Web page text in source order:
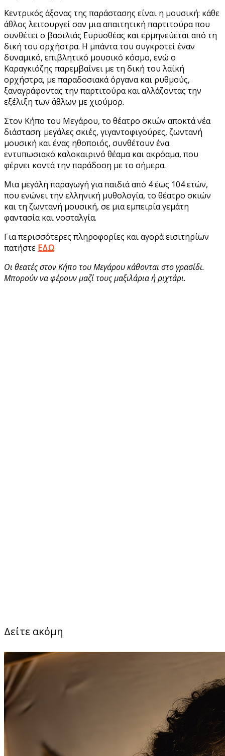
Κεντρικός άξονας της παράστασης είναι η μουσική: κάθε
άθλος λειτουργεί σαν μια απαιτητική παρτιτούρα που
συνθέτει ο βασιλιάς Ευρυσθέας και ερμηνεύεται από τη
δική του ορχήστρα. Η μπάντα του συγκροτεί έναν
δυναμικό, επιβλητικό μουσικό κόσμο, ενώ ο
Καραγκιόζης παρεμβαίνει με τη δική του λαϊκή
ορχήστρα, με παραδοσιακά όργανα και ρυθμούς,
ξαναγράφοντας την παρτιτούρα και αλλάζοντας την
εξέλιξη των άθλων με χιούμορ.
Στον Κήπο του Μεγάρου, το θέατρο σκιών αποκτά νέα
διάσταση: μεγάλες σκιές, γιγαντοφιγούρες, ζωντανή
μουσική και ένας ηθοποιός, συνθέτουν ένα
εντυπωσιακό καλοκαιρινό θέαμα και ακρόαμα, που
φέρνει κοντά την παράδοση με το σήμερα.
Μια μεγάλη παραγωγή για παιδιά από 4 έως 104 ετών,
που ενώνει την ελληνική μυθολογία, το θέατρο σκιών
και τη ζωντανή μουσική, σε μια εμπειρία γεμάτη
φαντασία και νοσταλγία.
Για περισσότερες πληροφορίες και αγορά εισιτηρίων
πατήστε ΕΔΩ.
Οι θεατές στον Κήπο του Μεγάρου κάθονται στο γρασίδι.
Μπορούν να φέρουν μαζί τους μαξιλάρια ή ριχτάρι.
Δείτε ακόμη